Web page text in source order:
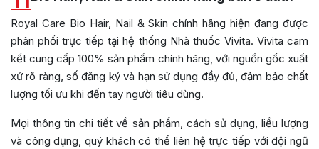
Royal Care Bio Hair, Nail & Skin chính hãng hiện đang được
phân phối trực tiếp tại hệ thống Nhà thuốc Vivita. Vivita cam
kết cung cấp 100% sản phẩm chính hãng, với nguồn gốc xuất
xứ rõ ràng, số đăng ký và hạn sử dụng đầy đủ, đảm bảo chất
lượng tối ưu khi đến tay người tiêu dùng.
Mọi thông tin chi tiết về sản phẩm, cách sử dụng, liều lượng
và công dụng, quý khách có thể liên hệ trực tiếp với đội ngũ